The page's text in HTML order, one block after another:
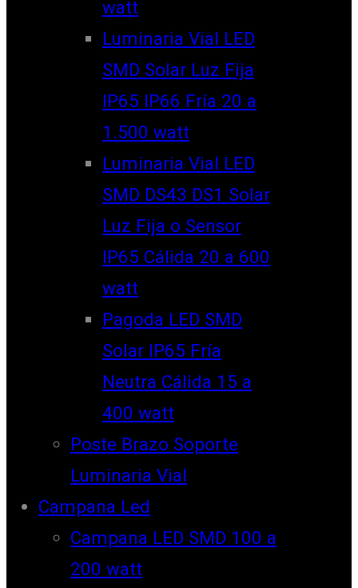
watt
Luminaria Vial LED
SMD Solar Luz Fija
IP65 IP66 Fría 20 a
1.500 watt
Luminaria Vial LED
SMD DS43 DS1 Solar
Luz Fija o Sensor
IP65 Cálida 20 a 600
watt
Pagoda LED SMD
Solar IP65 Fría
Neutra Cálida 15 a
400 watt
Poste Brazo Soporte
Luminaria Vial
Campana Led
Campana LED SMD 100 a
200 watt